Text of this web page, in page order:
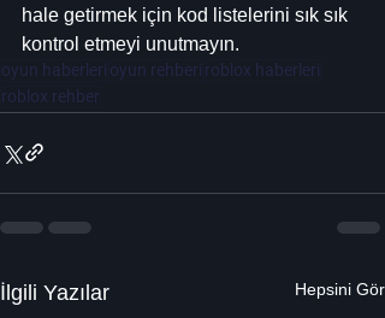
hale getirmek için kod listelerini sık sık
kontrol etmeyi unutmayın.
oyun haberleri oyun rehberi roblox haberleri
roblox rehber
İlgili Yazılar Hepsini Gör